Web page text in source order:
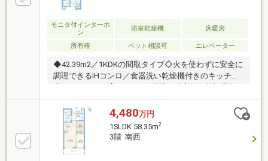
モニタ付インターホ
ン
浴室乾燥機 床暖房
所有権 ペット相談可 エレベーター
◆42.39m2／1KDKの間取タイプ◇火を使わずに安全に
調理できるIHコンロ／食器洗い乾燥機付きのキッチン
き◇ホース引出式水栓付の洗面化粧台◆お掃除のしや
すいフチなしトイレ◇玄関、トイレ内、浴室には利用
しやすい手すりを設置◆車イスにも対応可能な廊下幅
1000mm以上◇玄関ドア・バスルームドアは開閉しや
すい引き戸仕様◆高い断熱性と省エネ性を発揮する複
層ガラス採用◆ペット可（規約による制限有り）◇万
4,480万円
1SLDK 58.35m2
3階 南西